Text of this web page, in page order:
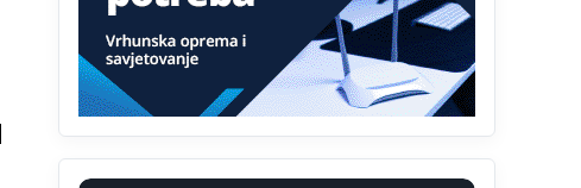
Анонимно2818605 јуче
Uvođenje pravila da se umjesto dosadašnjeg
znaka "X" (krstića) kružić ispred kandidata mora u
potpunosti obojiti (popuniti) uvedeno je isključivo
zbog tehničkih zahtjeva optičkih skenera.